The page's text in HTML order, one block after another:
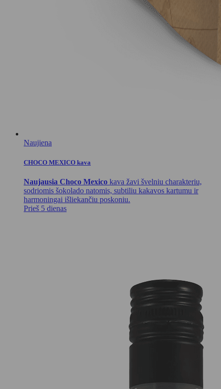
Naujiena
CHOCO MEXICO kava
Naujausia Choco Mexico kava žavi švelniu charakteriu,
sodriomis šokolado natomis, subtiliu kakavos kartumu ir
harmoningai išliekančiu poskoniu.
Prieš 5 dienas